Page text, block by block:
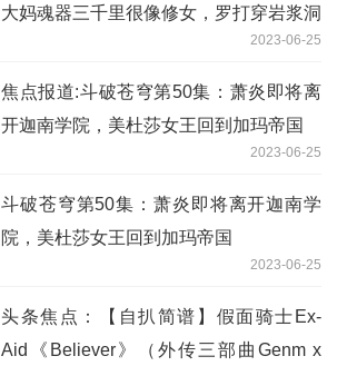
大妈魂器三千里很像修女，罗打穿岩浆洞
2023-06-25
焦点报道:斗破苍穹第50集：萧炎即将离
开迦南学院，美杜莎女王回到加玛帝国
2023-06-25
斗破苍穹第50集：萧炎即将离开迦南学
院，美杜莎女王回到加玛帝国
2023-06-25
头条焦点：【自扒简谱】假面骑士Ex-
Aid《Believer》（外传三部曲Genm x